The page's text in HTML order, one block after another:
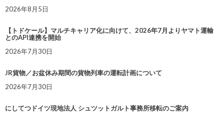
2026年8月5日
【トドケール】マルチキャリア化に向けて、2026年7月よりヤマト運輸
とのAPI連携を開始
2026年7月30日
JR貨物／お盆休み期間の貨物列車の運転計画について
2026年7月30日
にしてつドイツ現地法人 シュツットガルト事務所移転のご案内